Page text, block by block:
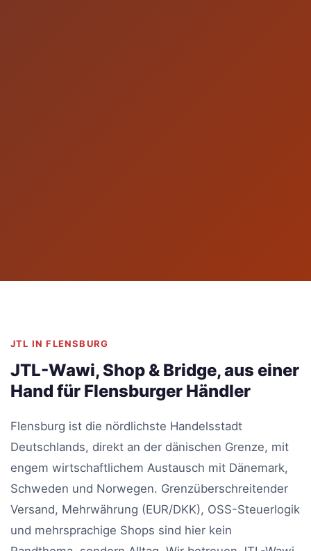
JTL IN FLENSBURG
JTL-Wawi, Shop & Bridge, aus einer
Hand für Flensburger Händler
Flensburg ist die nördlichste Handelsstadt
Deutschlands, direkt an der dänischen Grenze, mit
engem wirtschaftlichem Austausch mit Dänemark,
Schweden und Norwegen. Grenzüberschreitender
Versand, Mehrwährung (EUR/DKK), OSS-Steuerlogik
und mehrsprachige Shops sind hier kein